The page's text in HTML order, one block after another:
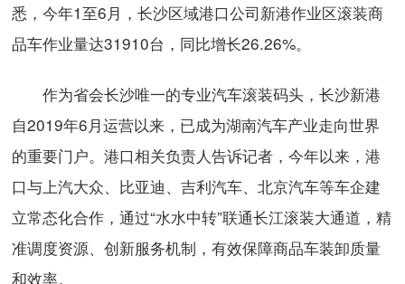
悉，今年1至6月，长沙区域港口公司新港作业区滚装商
品车作业量达31910台，同比增长26.26%。
作为省会长沙唯一的专业汽车滚装码头，长沙新港
自2019年6月运营以来，已成为湖南汽车产业走向世界
的重要门户。港口相关负责人告诉记者，今年以来，港
口与上汽大众、比亚迪、吉利汽车、北京汽车等车企建
立常态化合作，通过“水水中转”联通长江滚装大通道，精
准调度资源、创新服务机制，有效保障商品车装卸质量
和效率。